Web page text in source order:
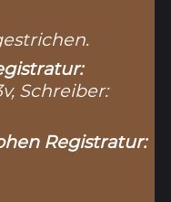
Schreiber:
Registratur: